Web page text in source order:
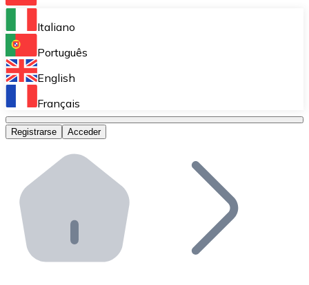
Bitnovo Ramp
Integra nuestra solución en tu plataforma.
Bitnovo Giftcards
Bitnovo OTC
Bitnovo ATM
Integra un ATM Bitnovo en tu negocio y permite que
Bitnovo API
Integra nuestra API en tu ecosistema.
Italiano
Português
English
Français
Registrarse Acceder